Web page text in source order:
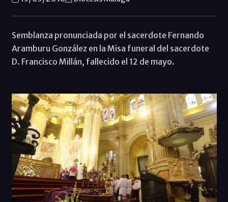
Semblanza pronunciada por el sacerdote Fernando
Aramburu González en la Misa funeral del sacerdote
D. Francisco Millán, fallecido el 12 de mayo.